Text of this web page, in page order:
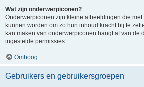
Wat zijn onderwerpiconen?
Onderwerpiconen zijn kleine afbeeldingen die
kunnen worden om zo hun inhoud kracht bij te
kan maken van onderwerpiconen hangt af van de
ingestelde permissies.
Omhoog
Gebruikers en gebruikersgroepen